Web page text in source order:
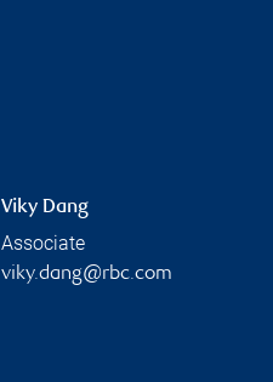
Viky Dang
Associate
viky.dang@rbc.com